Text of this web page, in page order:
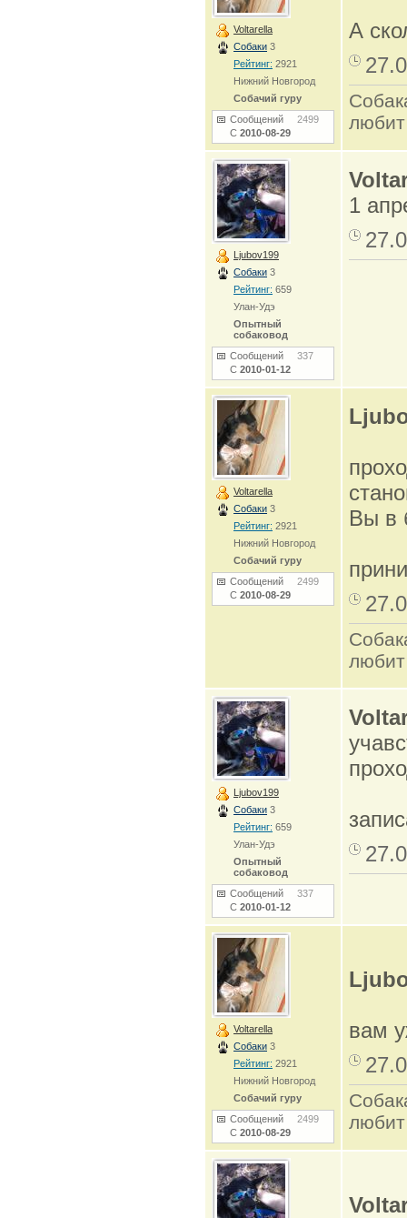
Voltarella
Собаки 3
Рейтинг: 2921
Нижний Новгород
Собачий гуру
Сообщений 2499
С 2010-08-29
А
Ljubov199
Собаки 3
Рейтинг: 659
Улан-Удэ
Опытный
собаковод
Сообщений 337
С 2010-01-12
1
Voltarella
Собаки 3
Рейтинг: 2921
Нижний Новгород
Собачий гуру
Сообщений 2499
С 2010-08-29
Вы в
Ljubov199
Собаки 3
Рейтинг: 659
Улан-Удэ
Опытный
собаковод
Сообщений 337
С 2010-01-12
Voltarella
Собаки 3
Рейтинг: 2921
Нижний Новгород
Собачий гуру
Сообщений 2499
С 2010-08-29
вам